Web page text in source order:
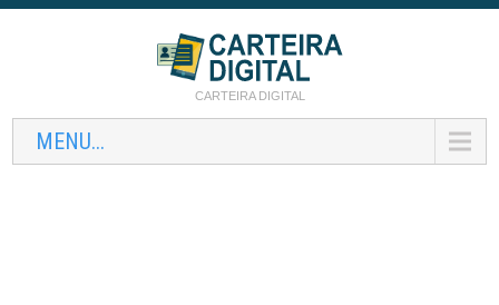
CARTEIRA DIGITAL
MENU...